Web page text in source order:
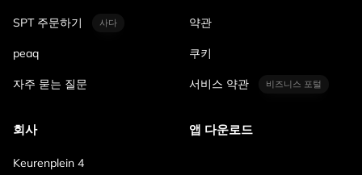
SPT 주문하기 사다
peaq
자주 묻는 질문
약관
쿠키
서비스 약관 비즈니스 포털
회사
Keurenplein 4
앱 다운로드